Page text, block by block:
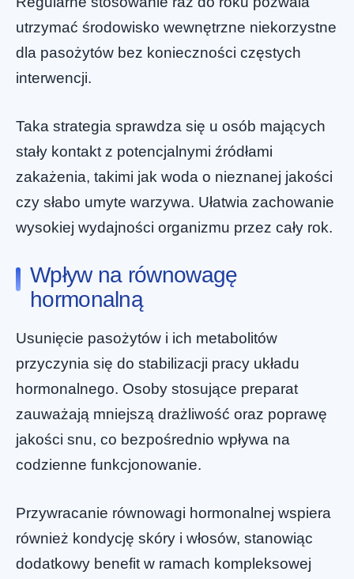
utrzymać środowisko wewnętrzne niekorzystne
dla pasożytów bez konieczności częstych
interwencji.
Taka strategia sprawdza się u osób mających
stały kontakt z potencjalnymi źródłami
zakażenia, takimi jak woda o nieznanej jakości
czy słabo umyte warzywa. Ułatwia zachowanie
wysokiej wydajności organizmu przez cały rok.
Wpływ na równowagę
hormonalną
Usunięcie pasożytów i ich metabolitów
przyczynia się do stabilizacji pracy układu
hormonalnego. Osoby stosujące preparat
zauważają mniejszą drażliwość oraz poprawę
jakości snu, co bezpośrednio wpływa na
codzienne funkcjonowanie.
Przywracanie równowagi hormonalnej wspiera
również kondycję skóry i włosów, stanowiąc
dodatkowy benefit w ramach kompleksowej